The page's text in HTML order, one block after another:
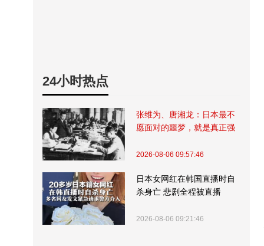
24小时热点
张维为、唐湘龙：日本最不
愿面对的噩梦，就是真正强
2026-08-06 09:57:46
日本女网红在韩国直播时自
杀身亡 悲剧全程被直播
2026-08-06 09:21:46